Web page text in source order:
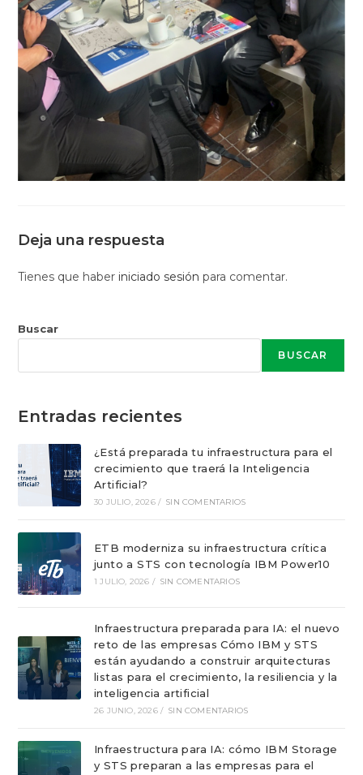
Deja una respuesta
Tienes que haber iniciado sesión para comentar.
Buscar
BUSCAR
Entradas recientes
¿Está preparada tu infraestructura para el
crecimiento que traerá la Inteligencia
Artificial?
30 JULIO, 2026 / SIN COMENTARIOS
ETB moderniza su infraestructura crítica
junto a STS con tecnología IBM Power10
1 JULIO, 2026 / SIN COMENTARIOS
Infraestructura preparada para IA: el nuevo
reto de las empresas Cómo IBM y STS
están ayudando a construir arquitecturas
listas para el crecimiento, la resiliencia y la
inteligencia artificial
26 JUNIO, 2026 / SIN COMENTARIOS
Infraestructura para IA: cómo IBM Storage
y STS preparan a las empresas para el